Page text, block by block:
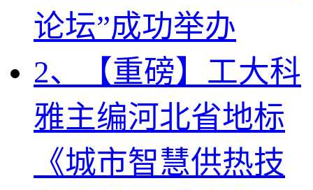
论坛”成功举办
2、【重磅】工大科
雅主编河北省地标
《城市智慧供热技